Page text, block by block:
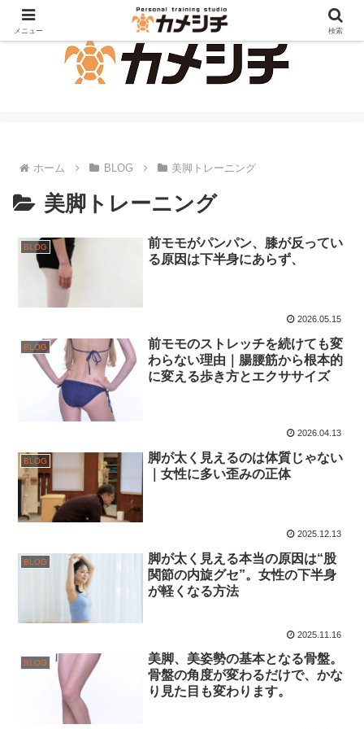
ホーム BLOG 美脚トレーニング
美脚トレーニング
BLOG
前モモがパンパン、膝が反ってい
る原因は下半身にあらず、
2026.05.15
BLOG
前モモのストレッチを続けても変
わらない理由｜腸腰筋から根本的
に変える歩き方とエクササイズ
2026.04.13
BLOG
脚が太く見えるのは体質じゃない
｜女性に多い歪みの正体
2025.12.13
BLOG
脚が太く見える本当の原因は“股
関節の内旋グセ”。女性の下半身
が軽くなる方法
2025.11.16
BLOG
美脚、美姿勢の基本となる骨盤。
骨盤の角度が変わるだけで、かな
り見た目も変わります。
メニュー 検索